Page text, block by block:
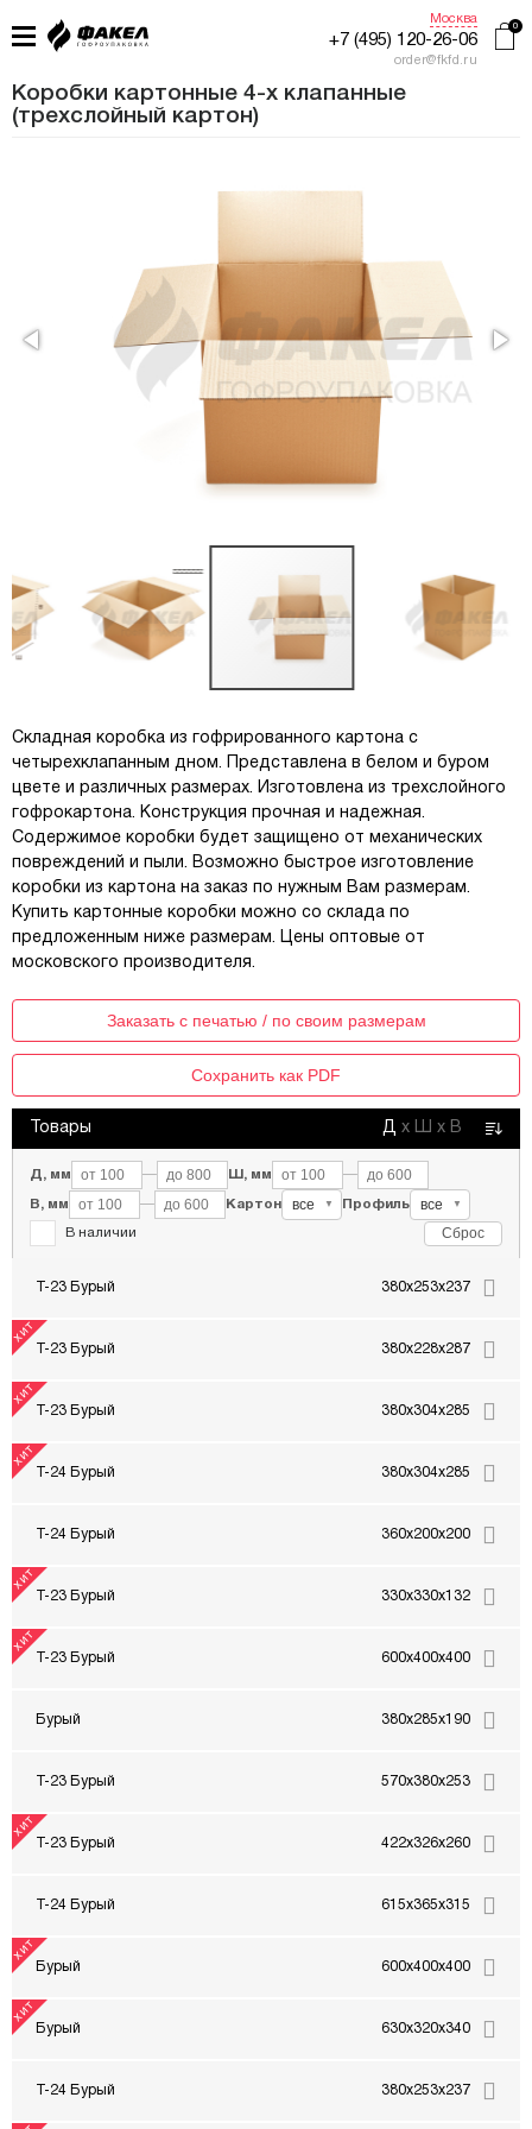
Москва
+7 (495) 120-26-06
order@fkfd.ru
ПРОИЗВОДСТВО
ЖУРНАЛ УПАКОВЩИКА
Коробки картонные 4-х клапанные
(трехслойный картон)
Складная коробка из гофрированного картона с
четырехклапанным дном. Представлена в белом и буром
цвете и различных размерах. Изготовлена из трехслойного
гофрокартона. Конструкция прочная и надежная.
Содержимое коробки будет защищено от механических
повреждений и пыли. Возможно быстрое изготовление
коробки из картона на заказ по нужным Вам размерам.
Купить картонные коробки можно со склада по
предложенным ниже размерам. Цены оптовые от
московского производителя.
Заказать с печатью / по своим размерам
Сохранить как PDF
Товары Д х Ш х В
Д, мм — Ш, мм —
В, мм — Картон все ▼ Профиль все ▼
В наличии Сброс
Т-23 Бурый 380x253x237
Т-23 Бурый 380x228x287
Т-23 Бурый 380x304x285
Т-24 Бурый 380x304x285
Т-24 Бурый 360x200x200
Т-23 Бурый 330x330x132
Т-23 Бурый 600x400x400
Бурый 380x285x190
Т-23 Бурый 570x380x253
Т-23 Бурый 422x326x260
Т-24 Бурый 615x365x315
Бурый 600x400x400
Бурый 630x320x340
Т-24 Бурый 380x253x237